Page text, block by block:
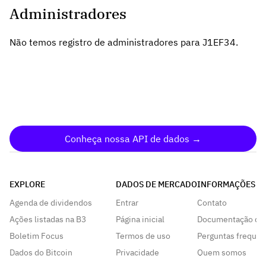
Administradores
Não temos registro de administradores para J1EF34.
Conheça nossa API de dados →
EXPLORE
Agenda de dividendos
Ações listadas na B3
Boletim Focus
Dados do Bitcoin
DADOS DE MERCADO
Entrar
Página inicial
Termos de uso
Privacidade
INFORMAÇÕES
Contato
Documentação da
Perguntas
Quem somos